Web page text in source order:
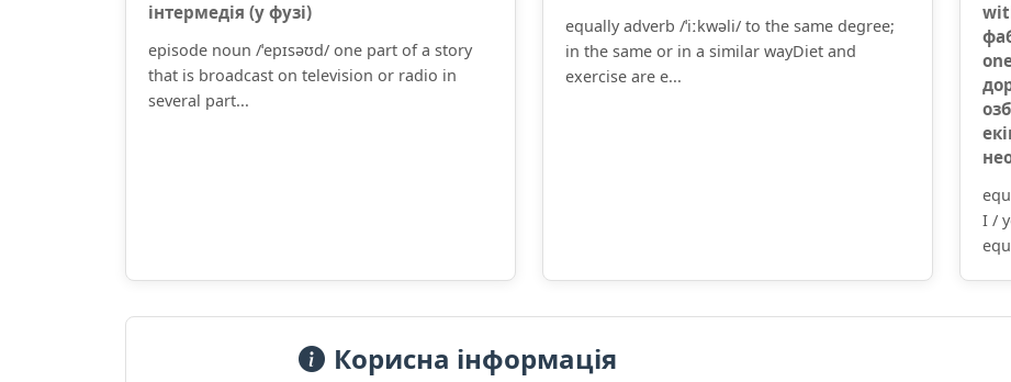
інтермедія (у фузі)
episode noun /ˈepɪsəʊd/ one part of a story
that is broadcast on television or radio in
several part...
equally adverb /ˈiːkwəli/ to the same degree;
in the same or in a similar wayDiet and
exercise are e...
I /
Корисна інформація